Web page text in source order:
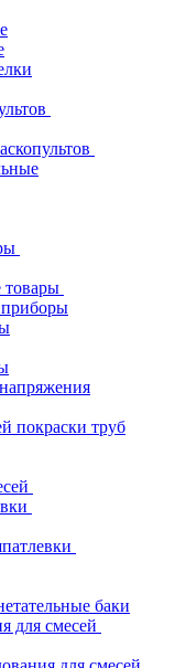
покраски труб
баки
для смесей